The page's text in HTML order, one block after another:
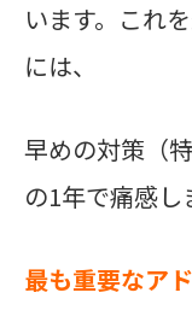
います。これ
には、
早めの対策（
の1年で痛感し
最も重要なア